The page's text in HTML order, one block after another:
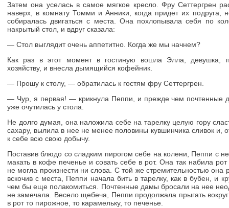
Затем она уселась в самое мягкое кресло. Фру Сеттергрен
наверх, в комнату Томми и Анники, когда придет их
собиралась двигаться с места. Она похлопывала себя по
накрытый стол, и вдруг сказала:
— Стол выглядит очень аппетитно. Когда же мы начнем?
Как раз в этот момент в гостиную вошла Элла, девушка,
хозяйству, и внесла дымящийся кофейник.
— Прошу к столу, — обратилась к гостям фру Сеттергрен.
— Чур, я первая! — крикнула Пеппи, и прежде чем почтенные
уже очутилась у стола.
Не долго думая, она наложила себе на тарелку целую гору
сахару, вылила в нее не менее половины кувшинчика сливок и,
к себе всю свою добычу.
Поставив блюдо со сладким пирогом себе на колени, Пеппи с
макать в кофе печенье и совать себе в рот. Она так набила
не могла произнести ни слова. С той же стремительностью она
вскочив с места, Пеппи начала бить в тарелку, как в бубен, и
чем бы еще полакомиться. Почтенные дамы бросали на нее
не замечала. Весело щебеча, Пеппи продолжала прыгать
в рот то пирожное, то карамельку, то печенье.